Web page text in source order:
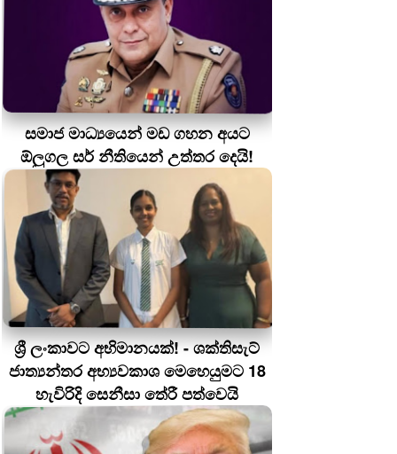
සමාජ මාධ්‍යයෙන් මඩ ගහන අයට
ඕලුගල සර් නීතියෙන් උත්තර දෙයි!
ශ්‍රී ලංකාවට අභිමානයක්! - ශක්තිසැට්
ජාත්‍යන්තර අභ්‍යවකාශ මෙහෙයුමට 18
හැවිරිදි සෙනීසා තේරී පත්වෙයි